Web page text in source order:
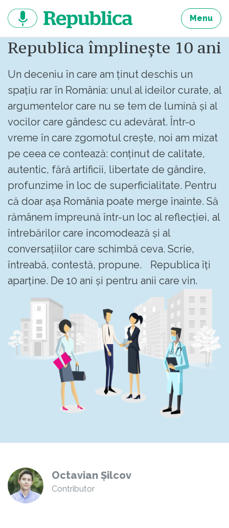
continut
Menu
Republica împlinește 10 ani
Un deceniu în care am ținut deschis un
spațiu rar în România: unul al ideilor curate, al
argumentelor care nu se tem de lumină și al
vocilor care gândesc cu adevărat. Într-o
vreme în care zgomotul crește, noi am mizat
pe ceea ce contează: conținut de calitate,
autentic, fără artificii, libertate de gândire,
profunzime în loc de superficialitate. Pentru
că doar așa România poate merge înainte. Să
rămânem împreună într-un loc al reflecției, al
întrebărilor care incomodează și al
conversațiilor care schimbă ceva. Scrie,
întreabă, contestă, propune. Republica îți
aparține. De 10 ani și pentru anii care vin.
Octavian Șilcov
Contributor